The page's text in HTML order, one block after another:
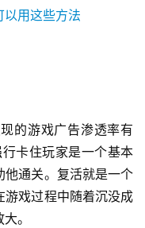
的游戏广告渗透率有
卡住玩家是一个基本
他通关。复活就是一个
游戏过程中随着沉没成
。